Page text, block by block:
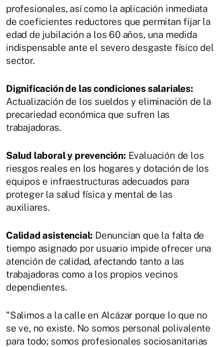
profesionales, así como la aplicación inmediata
de coeficientes reductores que permitan fijar la
edad de jubilación a los 60 años, una medida
indispensable ante el severo desgaste físico del
sector.
Dignificación de las condiciones salariales:
Actualización de los sueldos y eliminación de la
precariedad económica que sufren las
trabajadoras.
Salud laboral y prevención: Evaluación de los
riesgos reales en los hogares y dotación de los
equipos e infraestructuras adecuados para
proteger la salud física y mental de las
auxiliares.
Calidad asistencial: Denuncian que la falta de
tiempo asignado por usuario impide ofrecer una
atención de calidad, afectando tanto a las
trabajadoras como a los propios vecinos
dependientes.
"Salimos a la calle en Alcázar porque lo que no
se ve, no existe. No somos personal polivalente
para todo; somos profesionales sociosanitarias